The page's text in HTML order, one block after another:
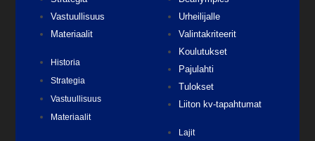
Vastuullisuus
Materiaalit
Historia
Strategia
Vastuullisuus
Materiaalit
Urheilijalle
Valintakriteerit
Koulutukset
Pajulahti
Tulokset
Liiton kv-tapahtumat
Lajit